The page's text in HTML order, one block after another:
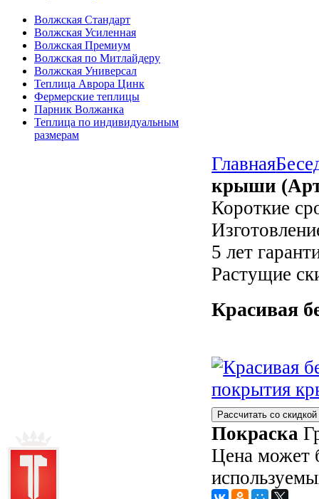
Волжская Стандарт
Волжская Усиленная
Волжская Премиум
Волжская по Митлайдеру
Волжская Универсал
Теплица Аврора Цинк
Фермерские теплицы
Парник Волжанка
Теплица по индивидуальным
размерам
Главная
крыши
Короткие
5 лет
Растущие
Красивая
Рассчитать со скидкой
Покраска
Цена может